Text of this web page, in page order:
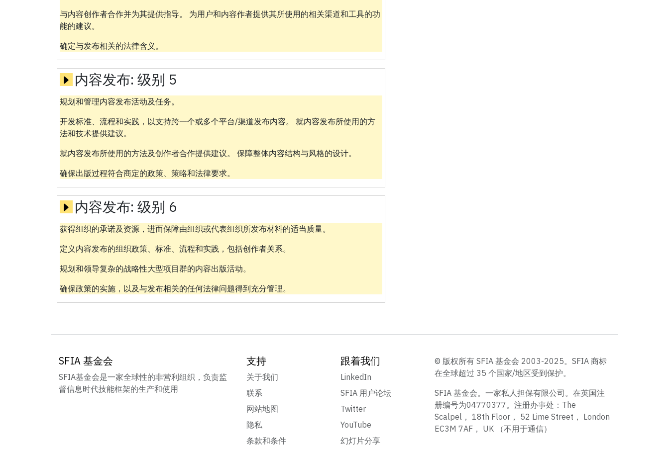
与内容创作者合作并为其提供指导。 为用户和内容作者提供其所使用的相关渠道和工具的功
能的建议。
确定与发布相关的法律含义。
内容发布: 级别 5
规划和管理内容发布活动及任务。
开发标准、流程和实践，以支持跨一个或多个平台/渠道发布内容。 就内容发布所使用的方
法和技术提供建议。
就内容发布所使用的方法及创作者合作提供建议。 保障整体内容结构与风格的设计。
确保出版过程符合商定的政策、策略和法律要求。
内容发布: 级别 6
获得组织的承诺及资源，进而保障由组织或代表组织所发布材料的适当质量。
定义内容发布的组织政策、标准、流程和实践，包括创作者关系。
规划和领导复杂的战略性大型项目群的内容出版活动。
确保政策的实施，以及与发布相关的任何法律问题得到充分管理。
SFIA 基金会
SFIA基金会是一家全球性的非营利组织，负责监
督信息时代技能框架的生产和使用
支持
关于我们
联系
网站地图
隐私
条款和条件
跟着我们
LinkedIn
SFIA 用户论坛
Twitter
YouTube
幻灯片分享
© 版权所有 SFIA 基金会 2003-2025。SFIA 商标
在全球超过 35 个国家/地区受到保护。
SFIA 基金会。一家私人担保有限公司。在英国注
册编号为04770377。注册办事处：The
Scalpel， 18th Floor， 52 Lime Street， London
EC3M 7AF， UK （不用于通信）